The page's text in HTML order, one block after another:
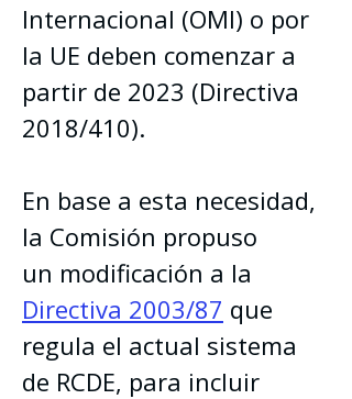
Internacional (OMI) o por
la UE deben comenzar a
partir de 2023 (Directiva
2018/410).
En base a esta necesidad,
la Comisión propuso
un modificación a la
Directiva 2003/87 que
regula el actual sistema
de RCDE, para incluir